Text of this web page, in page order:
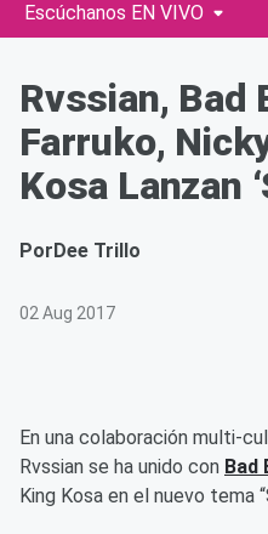
Escúchanos EN VIVO
Rvssian, Bad
Farruko,
Kosa Lanzan
PorDee Trillo
02 Aug 2017
En una colaboración multi-
Rvssian se ha unido con Bad
King Kosa en el nuevo tema